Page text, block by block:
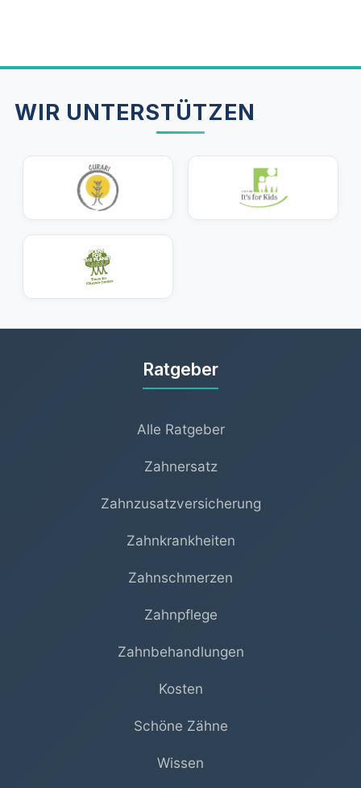
Für Kinder zählt vor allem der KFO-Schutz — und
WIR UNTERSTÜTZEN
Ratgeber
Alle Ratgeber
Zahnersatz
Zahnzusatzversicherung
Zahnkrankheiten
Zahnschmerzen
Zahnpflege
Zahnbehandlungen
Kosten
Schöne Zähne
Wissen